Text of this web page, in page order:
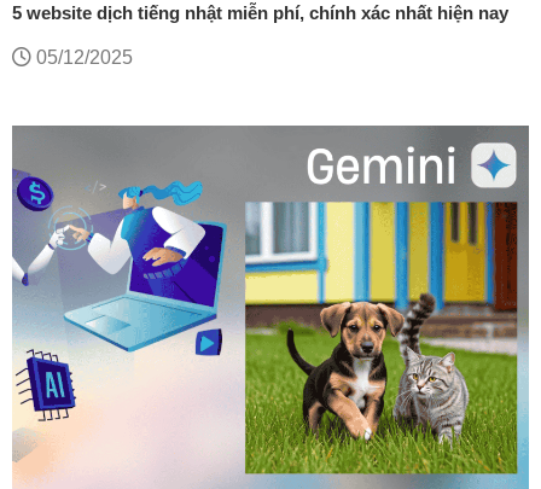
5 website dịch tiếng nhật miễn phí, chính xác nhất hiện nay
05/12/2025